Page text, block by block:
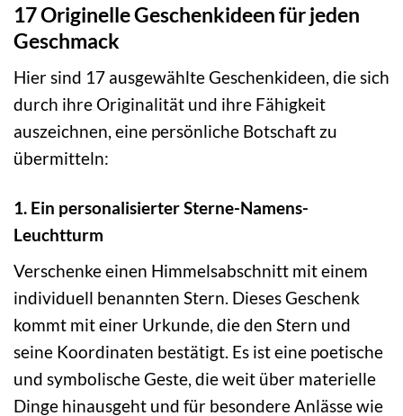
17 Originelle Geschenkideen für jeden
Geschmack
Hier sind 17 ausgewählte Geschenkideen, die sich
durch ihre Originalität und ihre Fähigkeit
auszeichnen, eine persönliche Botschaft zu
übermitteln:
1. Ein personalisierter Sterne-Namens-
Leuchtturm
Verschenke einen Himmelsabschnitt mit einem
individuell benannten Stern. Dieses Geschenk
kommt mit einer Urkunde, die den Stern und
seine Koordinaten bestätigt. Es ist eine poetische
und symbolische Geste, die weit über materielle
Dinge hinausgeht und für besondere Anlässe wie